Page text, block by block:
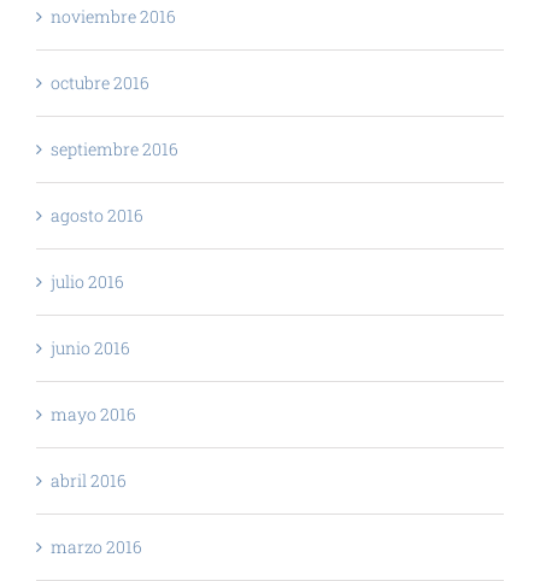
noviembre 2016
octubre 2016
septiembre 2016
agosto 2016
julio 2016
junio 2016
mayo 2016
abril 2016
marzo 2016